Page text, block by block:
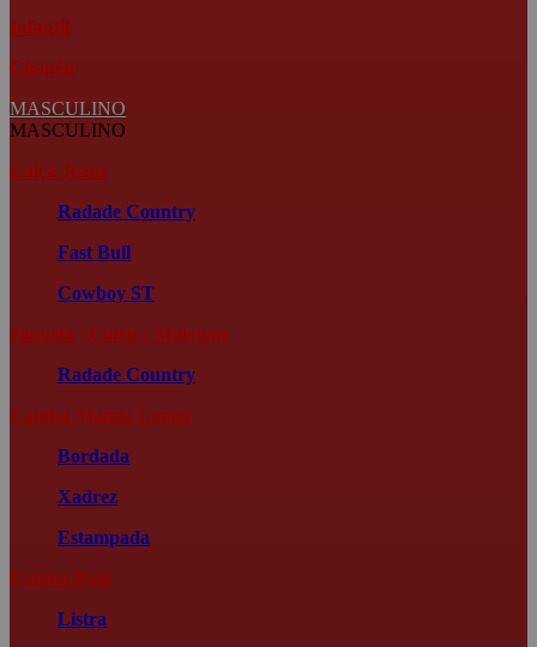
Infantil
Chapéu
MASCULINO
MASCULINO
Calça Jeans
Radade Country
Fast Bull
Cowboy ST
Jaqueta | Colete | Moletom
Radade Country
Camisa Manga Longa
Bordada
Xadrez
Estampada
Camisa Polo
Listra